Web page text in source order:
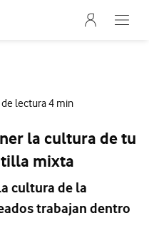
Menu
Abre
lectura 4 min
la cultura de tu
mixta
cultura de la
trabajan dentro